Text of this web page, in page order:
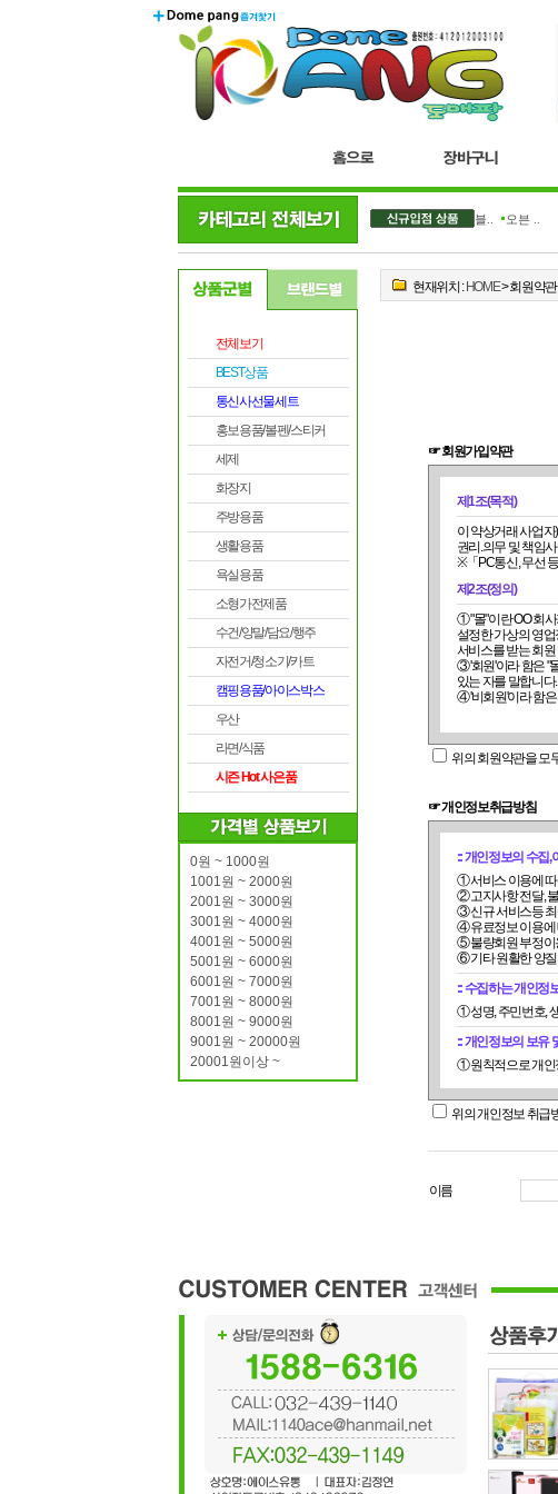
더블.. 오븐 ..
전체보기
BEST상품
통신사선물세트
홍보용품/볼펜/스티커
세제
화장지
주방용품
생활용품
욕실용품
소형가전제품
수건/양말/담요/행주
자전거/청소기/카트
캠핑용품/아이스박스
우산
라면/식품
시즌 Hot 사은품
0원 ~ 1000원
1001원 ~ 2000원
2001원 ~ 3000원
3001원 ~ 4000원
4001원 ~ 5000원
5001원 ~ 6000원
6001원 ~ 7000원
7001원 ~ 8000원
8001원 ~ 9000원
9001원 ~ 20000원
20001원이상 ~
현재위치 : HOME> 회원약관
☞ 회원가입약관
제1조(목적)
권리.의무 및 책임
※「PC통신, 무선
제2조(정의)
서비스를 받는 회
있는 자를 말합니다.
④ '비회원'이라 함
록 별도의 연결화면
등에관한법률, 소
니다.
을 명확하게 비교
하여 "몰"의 동의를
가 정하는 전자상
제4조(서비스의 제
① "몰"은 다음과 같
1. 재화 또
2. 구매계
3. 기타 "몰
경우에는 변경된
통지 가능한 주소
④ 전항의 경우 "몰
없음을 입증하는 경
서 통용되는 통화
제6조(회원가입)
① 이용자는 "몰"이
② "몰"은 제1항과
경과한 자
2. 등록 내
3. 기타
위의 회원약관을 모
☞ 개인정보취급방침
:: 개인정보의 수집,
① 서비스 이용에 따
② 고지사항 전달,
③ 신규 서비스등
④ 유료정보 이용에
⑤ 불량회원 부정이
⑥ 기타 원활한 양
:: 수집하는 개인정
① 성명, 주민번호,
:: 개인정보의 보유
① 원칙적으로 개인
③ 전자상거래에서
위의 개인정보 취급
이름